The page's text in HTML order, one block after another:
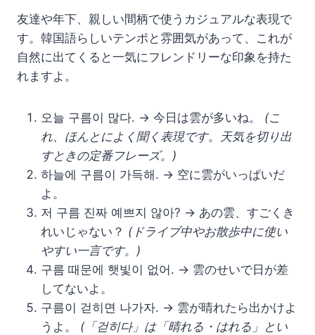
友達や年下、親しい間柄で使うカジュアルな表現で
す。韓国語らしいテンポと雰囲気があって、これが
自然に出てくると一気にフレンドリーな印象を持た
れますよ。
오늘 구름이 많다. → 今日は雲が多いね。 (こ
れ、ほんとによく聞く表現です。天気を切り出
すときの定番フレーズ。)
하늘에 구름이 가득해. → 空に雲がいっぱいだ
よ。
저 구름 진짜 예쁘지 않아? → あの雲、すごくき
れいじゃない？ (ドライブ中やお散歩中に使い
やすい一言です。)
구름 때문에 햇빛이 없어. → 雲のせいで日が差
してないよ。
구름이 걷히면 나가자. → 雲が晴れたら出かけよ
うよ。 (「걷히다」は「晴れる・はれる」とい